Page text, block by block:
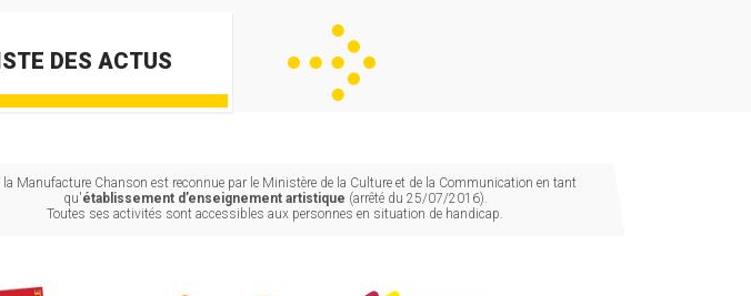
DES ACTUS
la Manufacture Chanson est reconnue par le Ministère de la Culture et de la Communication en tant
qu'établissement d’enseignement artistique (arrêté du 25/07/2016).
Toutes ses activités sont accessibles aux personnes en situation de handicap.